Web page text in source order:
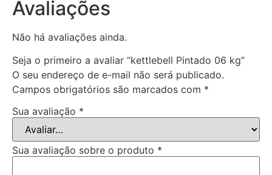
Avaliações
Não há avaliações ainda.
Seja o primeiro a avaliar “kettlebell Pintado 06 kg”
O seu endereço de e-mail não será publicado.
Campos obrigatórios são marcados com *
Sua avaliação *
Sua avaliação sobre o produto *